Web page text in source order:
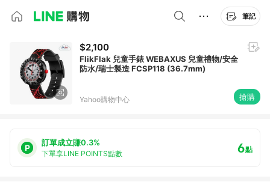
筆記
$2,100
FlikFlak 兒童手錶 WEBAXUS 兒童禮物/安全
防水/瑞士製造 FCSP118 (36.7mm)
Yahoo購物中心 搶購
訂單成立賺0.3%
下單享LINE POINTS點數 6點